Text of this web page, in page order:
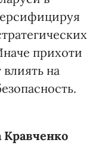
прихоти
на
Кравченко